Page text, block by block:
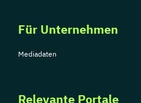
Für Unternehmen
Mediadaten
Relevante Portale